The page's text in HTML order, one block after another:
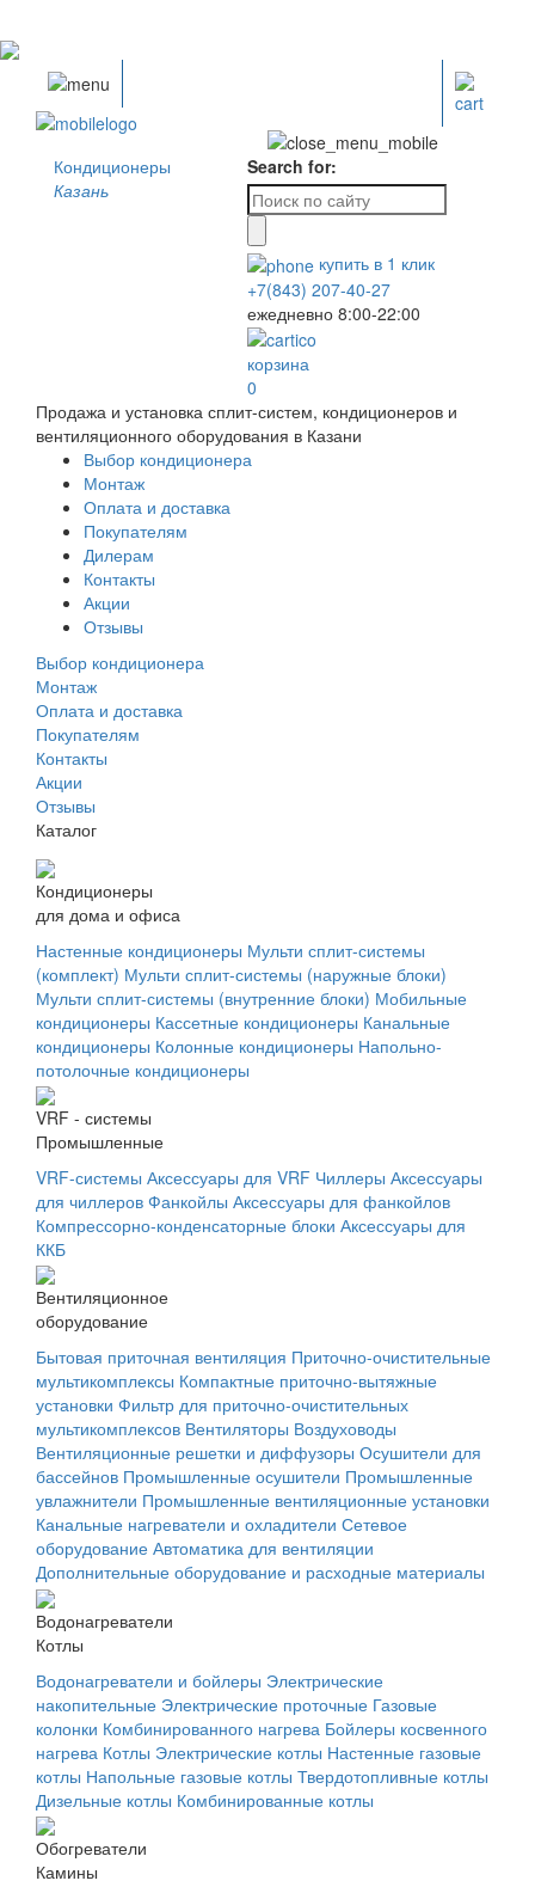
Кондиционеры
Казань
Search for:
купить в 1 клик
+7(843) 207-40-27
ежедневно 8:00-22:00
корзина
0
Продажа и установка сплит-систем, кондиционеров и
вентиляционного оборудования в Казани
Выбор кондиционера
Монтаж
Оплата и доставка
Покупателям
Дилерам
Контакты
Акции
Отзывы
Выбор кондиционера
Монтаж
Оплата и доставка
Покупателям
Контакты
Акции
Отзывы
Каталог
Кондиционеры
для дома и офиса
Настенные кондиционеры Мульти сплит-системы
(комплект) Мульти сплит-системы (наружные блоки)
Мульти сплит-системы (внутренние блоки) Мобильные
кондиционеры Кассетные кондиционеры Канальные
кондиционеры Колонные кондиционеры Напольно-
потолочные кондиционеры
VRF - системы
Промышленные
VRF-системы Аксессуары для VRF Чиллеры Аксессуары
для чиллеров Фанкойлы Аксессуары для фанкойлов
Компрессорно-конденсаторные блоки Аксессуары для
ККБ
Вентиляционное
оборудование
Бытовая приточная вентиляция Приточно-очистительные
мультикомплексы Компактные приточно-вытяжные
установки Фильтр для приточно-очистительных
мультикомплексов Вентиляторы Воздуховоды
Вентиляционные решетки и диффузоры Осушители для
бассейнов Промышленные осушители Промышленные
увлажнители Промышленные вентиляционные установки
Канальные нагреватели и охладители Сетевое
оборудование Автоматика для вентиляции
Дополнительные оборудование и расходные материалы
Водонагреватели
Котлы
Водонагреватели и бойлеры Электрические
накопительные Электрические проточные Газовые
колонки Комбинированного нагрева Бойлеры косвенного
нагрева Котлы Электрические котлы Настенные газовые
котлы Напольные газовые котлы Твердотопливные котлы
Дизельные котлы Комбинированные котлы
Обогреватели
Камины